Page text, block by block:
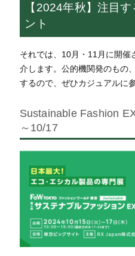
【2024年秋】注目
ント
それでは、10月・11月に開催
介します。公的機関発のもの
するので、ぜひカジュアルに
Sustainable Fashion
～10/17